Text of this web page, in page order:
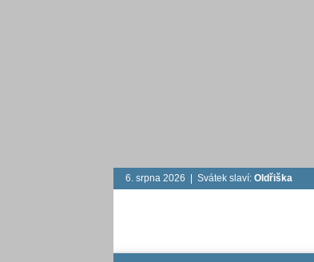
6. srpna 2026 | Svátek slaví: Oldřiška